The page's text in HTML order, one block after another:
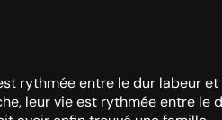
rythmée entre le dur labeur
leur vie est rythmée entre